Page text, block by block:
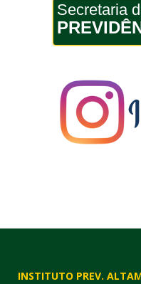
Secretaria
INSTITUTO PREV.